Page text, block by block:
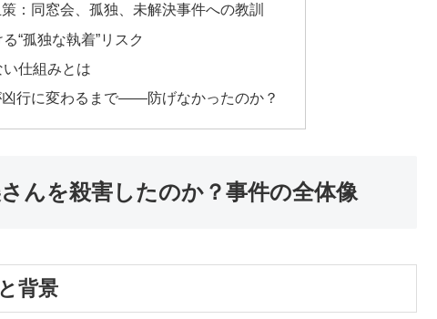
：同窓会、孤独、未解決事件への教訓
“孤独な執着”リスク
仕組みとは
行に変わるまで——防げなかったのか？
んを殺害したのか？事件の全体像
背景